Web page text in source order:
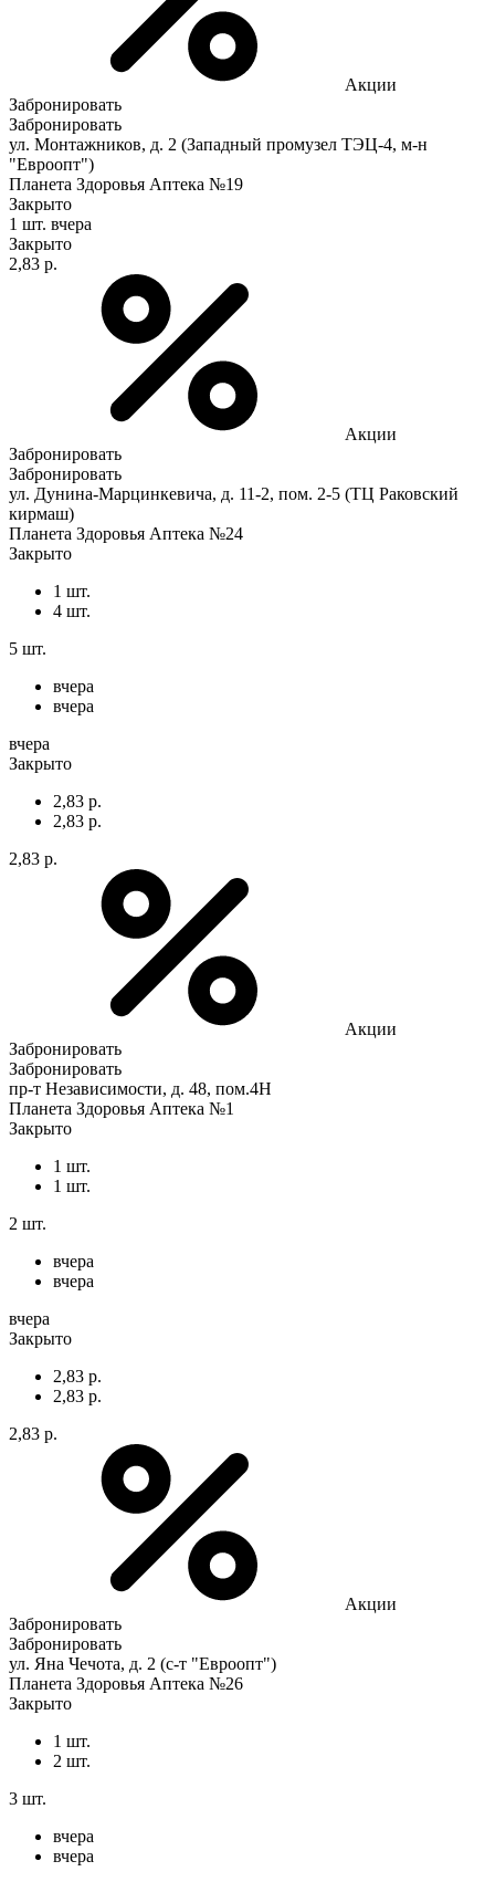
Акции
Забронировать
Забронировать
ул. Монтажников, д. 2 (Западный промузел ТЭЦ-4, м-н
"Евроопт")
Планета Здоровья Аптека №19
Закрыто
1 шт. вчера
Закрыто
2,83 р.
Акции
Забронировать
Забронировать
ул. Дунина-Марцинкевича, д. 11-2, пом. 2-5 (ТЦ Раковский
кирмаш)
Планета Здоровья Аптека №24
Закрыто
1 шт.
4 шт.
5 шт.
вчера
вчера
вчера
Закрыто
2,83 р.
2,83 р.
2,83 р.
Акции
Забронировать
Забронировать
пр-т Независимости, д. 48, пом.4Н
Планета Здоровья Аптека №1
Закрыто
1 шт.
1 шт.
2 шт.
вчера
вчера
вчера
Закрыто
2,83 р.
2,83 р.
2,83 р.
Акции
Забронировать
Забронировать
ул. Яна Чечота, д. 2 (с-т "Евроопт")
Планета Здоровья Аптека №26
Закрыто
1 шт.
2 шт.
3 шт.
вчера
вчера